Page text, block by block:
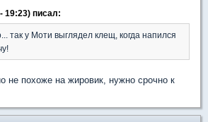
19:23) писал:
так у Моти выглядел клещ, когда напился
не похоже на жировик, нужно срочно к